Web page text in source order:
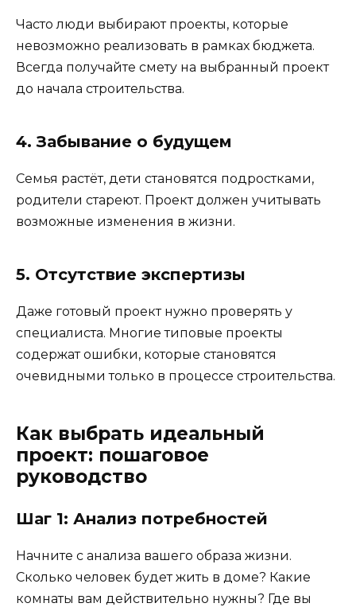
Часто люди выбирают проекты, которые
невозможно реализовать в рамках бюджета.
Всегда получайте смету на выбранный проект
до начала строительства.
4. Забывание о будущем
Семья растёт, дети становятся подростками,
родители стареют. Проект должен учитывать
возможные изменения в жизни.
5. Отсутствие экспертизы
Даже готовый проект нужно проверять у
специалиста. Многие типовые проекты
содержат ошибки, которые становятся
очевидными только в процессе строительства.
Как выбрать идеальный
проект: пошаговое
руководство
Шаг 1: Анализ потребностей
Начните с анализа вашего образа жизни.
Сколько человек будет жить в доме? Какие
комнаты вам действительно нужны? Где вы